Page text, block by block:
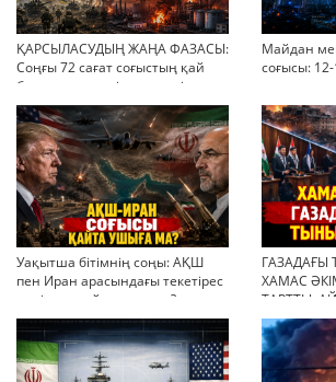
ҚАРСЫЛАСУДЫҢ ЖАҢА ФАЗАСЫ:
Соңғы 72 сағат соғыстың қай
бағытқа кеткенін көрсетті
Майдан
соғысы: 12-
Уақытша бітімнің соңы: АҚШ
пен Иран арасындағы текетірес
неліктен қайта ушықты?
ГАЗАДАҒЫ
ХАМАС
ТАРТТЫ.